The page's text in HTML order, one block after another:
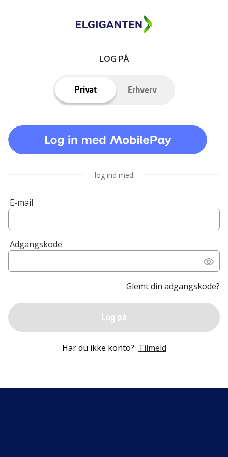
LOG PÅ
Privat Erhverv
log ind med
E-mail
Adgangskode
Glemt din adgangskode?
Log på
Har du ikke konto? Tilmeld